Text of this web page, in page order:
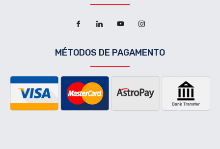
MÉTODOS DE PAGAMENTO